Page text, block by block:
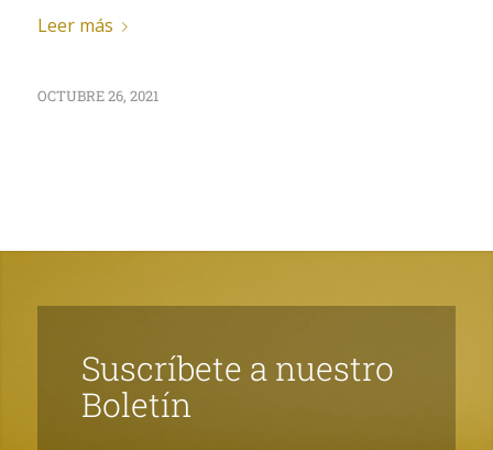
Leer más
OCTUBRE 26, 2021
Suscríbete a nuestro
Boletín